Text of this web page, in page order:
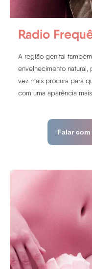
Radio
A região genital
envelhecimento
vez mais procura para
com uma aparência
Falar